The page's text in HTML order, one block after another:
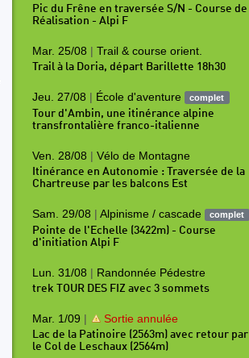
P91
Pic du Frêne en traversée S/N - Course de
Réalisation - Alpi F
Mar. 25/08 | Trail & course orient.
Trail à la Doria, départ Barillette 18h30
Jeu. 27/08 | École d'aventure complet
Tour d'Ambin, une itinérance alpine
transfrontalière franco-italienne
Ven. 28/08 | Vélo de Montagne
Itinérance en Autonomie : Traversée de la
Chartreuse par les balcons Est
Sam. 29/08 | Alpinisme / cascade complet
Pointe de l'Echelle (3422m) - Course
d'initiation Alpi F
Lun. 31/08 | Randonnée Pédestre
trek TOUR DES FIZ avec 3 sommets
Mar. 1/09 | Sortie annulée
Lac de la Patinoire (2563m) avec retour par
le Col de Leschaux (2564m)